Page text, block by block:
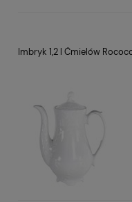
Imbryk 1,2 l Ćmielów